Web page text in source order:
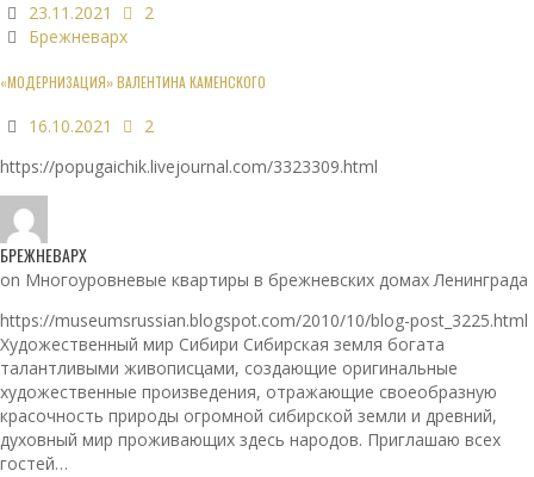
23.11.2021
2
Брежневарх
«МОДЕРНИЗАЦИЯ» ВАЛЕНТИНА КАМЕНСКОГО
16.10.2021
2
https://popugaichik.livejournal.com/3323309.html
БРЕЖНЕВАРХ
on Многоуровневые квартиры в брежневских домах Ленинграда
https://museumsrussian.blogspot.com/2010/10/blog-post_3225.html
Художественный мир Сибири Сибирская земля богата
талантливыми живописцами, создающие оригинальные
художественные произведения, отражающие своеобразную
красочность природы огромной сибирской земли и древний,
духовный мир проживающих здесь народов. Приглашаю всех
гостей…